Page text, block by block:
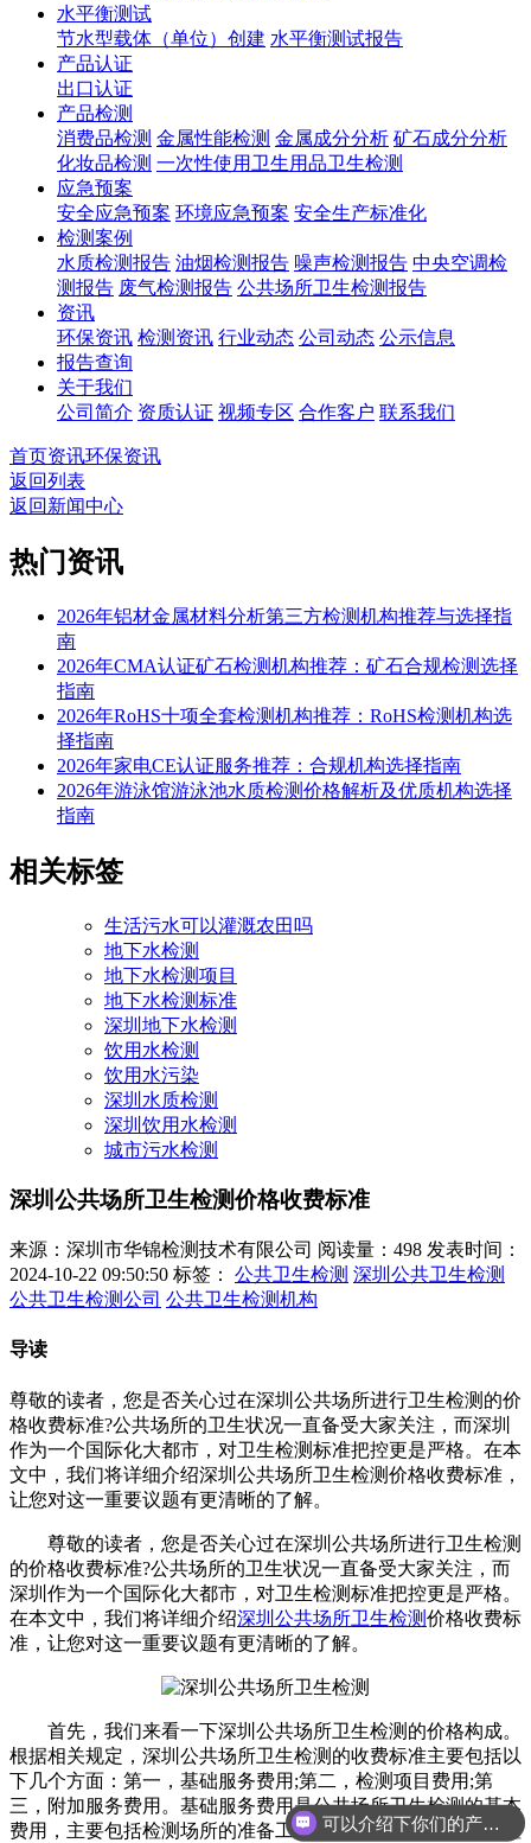
水平衡测试
节水型载体（单位）创建 水平衡测试报告
产品认证
出口认证
产品检测
消费品检测 金属性能检测 金属成分分析 矿石成分分析
化妆品检测 一次性使用卫生用品卫生检测
应急预案
安全应急预案 环境应急预案 安全生产标准化
检测案例
水质检测报告 油烟检测报告 噪声检测报告 中央空调检
测报告 废气检测报告 公共场所卫生检测报告
资讯
环保资讯 检测资讯 行业动态 公司动态 公示信息
报告查询
关于我们
公司简介 资质认证 视频专区 合作客户 联系我们
首页资讯环保资讯
返回列表
返回新闻中心
热门资讯
2026年铝材金属材料分析第三方检测机构推荐与选择指
南
2026年CMA认证矿石检测机构推荐：矿石合规检测选择
指南
2026年RoHS十项全套检测机构推荐：RoHS检测机构选
择指南
2026年家电CE认证服务推荐：合规机构选择指南
2026年游泳馆游泳池水质检测价格解析及优质机构选择
指南
相关标签
生活污水可以灌溉农田吗
地下水检测
地下水检测项目
地下水检测标准
深圳地下水检测
饮用水检测
饮用水污染
深圳水质检测
深圳饮用水检测
城市污水检测
深圳公共场所卫生检测价格收费标准
来源：深圳市华锦检测技术有限公司 阅读量：498 发表时间：
2024-10-22 09:50:50 标签： 公共卫生检测 深圳公共卫生检测
公共卫生检测公司 公共卫生检测机构
导读
尊敬的读者，您是否关心过在深圳公共场所进行卫生检测的价
格收费标准?公共场所的卫生状况一直备受大家关注，而深圳
作为一个国际化大都市，对卫生检测标准把控更是严格。在本
文中，我们将详细介绍深圳公共场所卫生检测价格收费标准，
让您对这一重要议题有更清晰的了解。
尊敬的读者，您是否关心过在深圳公共场所进行卫生检测
的价格收费标准?公共场所的卫生状况一直备受大家关注，而
深圳作为一个国际化大都市，对卫生检测标准把控更是严格。
在本文中，我们将详细介绍深圳公共场所卫生检测价格收费标
准，让您对这一重要议题有更清晰的了解。
首先，我们来看一下深圳公共场所卫生检测的价格构成。
根据相关规定，深圳公共场所卫生检测的收费标准主要包括以
下几个方面：第一，基础服务费用;第二，检测项目费用;第
三，附加服务费用。基础服务费用是公共场所卫生检测的基本
费用，主要包括检测场所的准备工作、设备使用费用等。而检
可以介绍下你们的产品么